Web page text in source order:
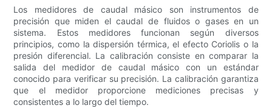
Los medidores de caudal másico son instrumentos de
precisión que miden el caudal de fluidos o gases en un
sistema. Estos medidores funcionan según diversos
principios, como la dispersión térmica, el efecto Coriolis o la
presión diferencial. La calibración consiste en comparar la
salida del medidor de caudal másico con un estándar
conocido para verificar su precisión. La calibración garantiza
que el medidor proporcione mediciones precisas y
consistentes a lo largo del tiempo.